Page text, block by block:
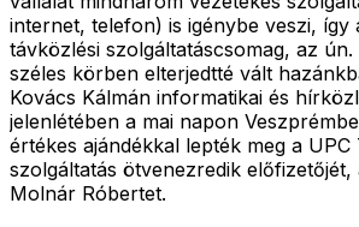
internet, telefon) is igénybe veszi, így
távközlési szolgáltatáscsomag, az
széles körben elterjedtté vált
Kovács Kálmán informatikai és
jelenlétében a mai napon
értékes ajándékkal lepték meg a UPC
szolgáltatás ötvenezredik előfizetőjét,
Molnár Róbertet.